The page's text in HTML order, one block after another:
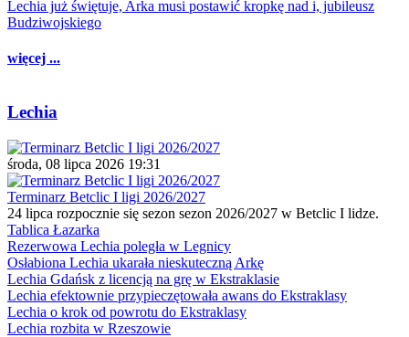
Lechia już świętuje, Arka musi postawić kropkę nad i, jubileusz
Budziwojskiego
więcej ...
Lechia
środa, 08 lipca 2026 19:31
Terminarz Betclic I ligi 2026/2027
24 lipca rozpocznie się sezon sezon 2026/2027 w Betclic I lidze.
Tablica Łazarka
Rezerwowa Lechia poległa w Legnicy
Osłabiona Lechia ukarała nieskuteczną Arkę
Lechia Gdańsk z licencją na grę w Ekstraklasie
Lechia efektownie przypieczętowała awans do Ekstraklasy
Lechia o krok od powrotu do Ekstraklasy
Lechia rozbita w Rzeszowie